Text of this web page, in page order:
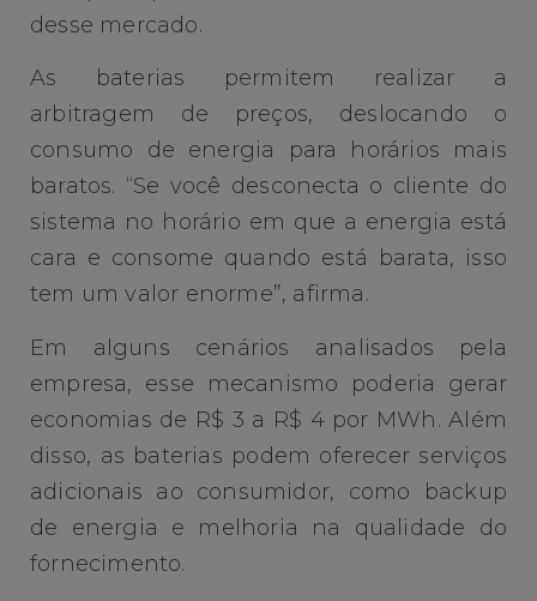
desse mercado.
As baterias permitem realizar a
arbitragem de preços, deslocando o
consumo de energia para horários mais
baratos. “Se você desconecta o cliente do
sistema no horário em que a energia está
cara e consome quando está barata, isso
tem um valor enorme”, afirma.
Em alguns cenários analisados pela
empresa, esse mecanismo poderia gerar
economias de R$ 3 a R$ 4 por MWh. Além
disso, as baterias podem oferecer serviços
adicionais ao consumidor, como backup
de energia e melhoria na qualidade do
fornecimento.